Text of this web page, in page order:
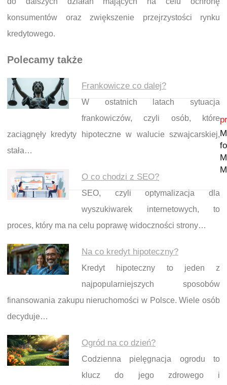
konsumentów oraz zwiększenie przejrzystości rynku
kredytowego.
Polecamy także
Frankowicze co dalej?
W ostatnich latach sytuacja
frankowiczów, czyli osób, które
zaciągnęły kredyty hipoteczne w walucie szwajcarskiej,
stała…
O co chodzi z SEO?
SEO, czyli optymalizacja dla
wyszukiwarek internetowych, to
proces, który ma na celu poprawę widoczności strony…
Na co kredyt hipoteczny?
Kredyt hipoteczny to jeden z
najpopularniejszych sposobów
finansowania zakupu nieruchomości w Polsce. Wiele osób
decyduje…
Ogród na co dzień?
Codzienna pielęgnacja ogrodu to
klucz do jego zdrowego i
Nawigacja wpisu